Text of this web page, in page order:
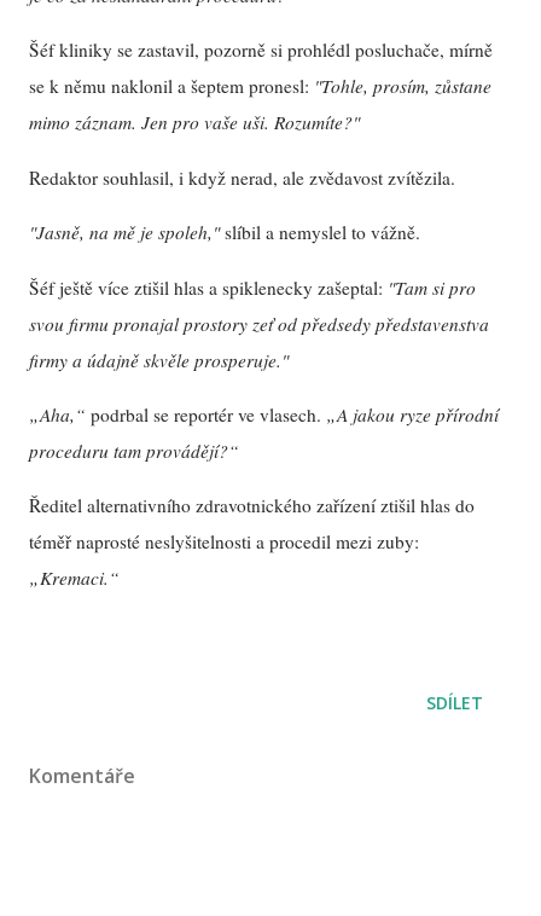
Šéf kliniky se zastavil, pozorně si prohlédl posluchače, mírně
se k němu naklonil a šeptem pronesl: "Tohle, prosím, zůstane
mimo záznam. Jen pro vaše uši. Rozumíte?"
Redaktor souhlasil, i když nerad, ale zvědavost zvítězila.
"Jasně, na mě je spoleh,"slíbil a nemyslel to vážně.
Šéf ještě více ztišil hlas a spiklenecky zašeptal: "Tam si pro
svou firmu pronajal prostory zeť od předsedy představenstva
firmy a údajně skvěle prosperuje."
„Aha,“ podrbal se reportér ve vlasech. „A jakou ryze přírodní
proceduru tam provádějí?“
Ředitel alternativního zdravotnického zařízení ztišil hlas do
téměř naprosté neslyšitelnosti a procedil mezi zuby:
„Kremaci.“
SDÍLET
Komentáře